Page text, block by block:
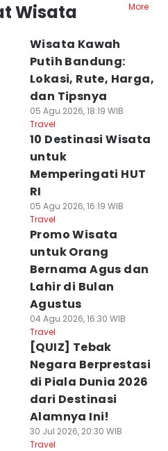
Wisata
More
Wisata Kawah
Putih Bandung:
Lokasi, Rute, Harga,
dan Tipsnya
05 Agu 2026, 18:19 WIB
Travel
10 Destinasi Wisata
untuk
Memperingati HUT
RI
05 Agu 2026, 16:19 WIB
Travel
Promo Wisata
untuk Orang
Bernama Agus dan
Lahir di Bulan
Agustus
04 Agu 2026, 16:30 WIB
Travel
[QUIZ] Tebak
Negara Berprestasi
di Piala Dunia 2026
dari Destinasi
Alamnya Ini!
30 Jul 2026, 20:30 WIB
Travel